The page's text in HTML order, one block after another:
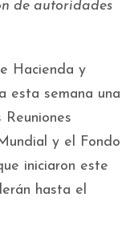
de autoridades
Hacienda y
esta semana una
y el Fondo
iniciaron este
hasta el